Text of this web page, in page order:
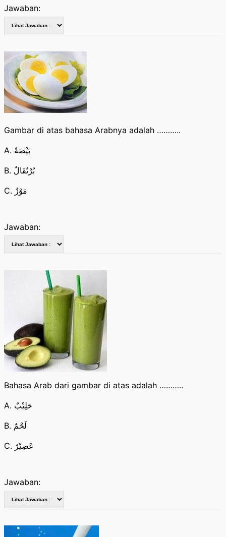
Jawaban:
Gambar di atas bahasa Arabnya adalah ………..
A. بَيْضَةٌ
B. بُرْتُقَالٌ
C. مَوْزٌ
Jawaban:
Bahasa Arab dari gambar di atas adalah ………..
A. حَلِيْبٌ
B. لَحْمٌ
C. عَصِيْرٌ
Jawaban: